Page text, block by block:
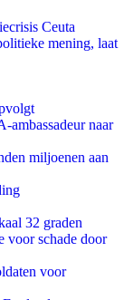
Ceuta
mening, laat
naar
miljoenen aan
32 graden
voor schade door
voor